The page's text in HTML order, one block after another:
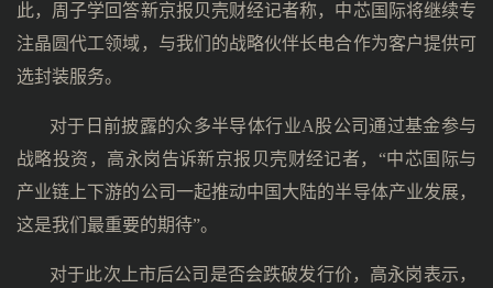
此，周子学回答新京报贝壳财经记者称，中芯国际将继续专
注晶圆代工领域，与我们的战略伙伴长电合作为客户提供可
选封装服务。
对于日前披露的众多半导体行业A股公司通过基金参与
战略投资，高永岗告诉新京报贝壳财经记者，“中芯国际与
产业链上下游的公司一起推动中国大陆的半导体产业发展，
这是我们最重要的期待”。
对于此次上市后公司是否会跌破发行价，高永岗表示，